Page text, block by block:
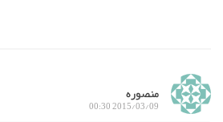
منصوره
2015/03/09 00:30